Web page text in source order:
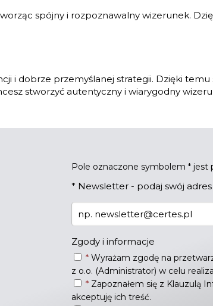
spójny i rozpoznawalny wizerunek.
i dobrze przemyślanej strategii. Dzięki
stworzyć autentyczny i wiarygodny
Pole oznaczone symbolem *
* Newsletter - podaj swój
Zgody i informacje
* Wyrażam zgodę na
z o.o. (Administrator) w celu
* Zapoznałem się z Klauzulą
akceptuję ich treść.